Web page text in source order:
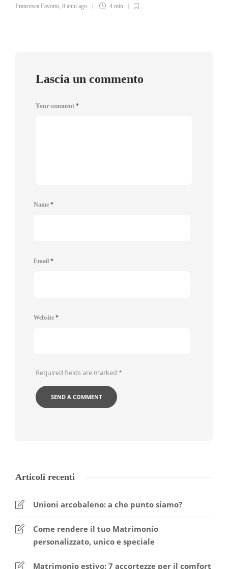
Francesca Favotto, 8 anni ago 4 min
Lascia un commento
Your comment *
Name *
Email *
Website *
Required fields are marked *
Articoli recenti
Unioni arcobaleno: a che punto siamo?
Come rendere il tuo Matrimonio
personalizzato, unico e speciale
Matrimonio estivo: 7 accortezze per il comfort